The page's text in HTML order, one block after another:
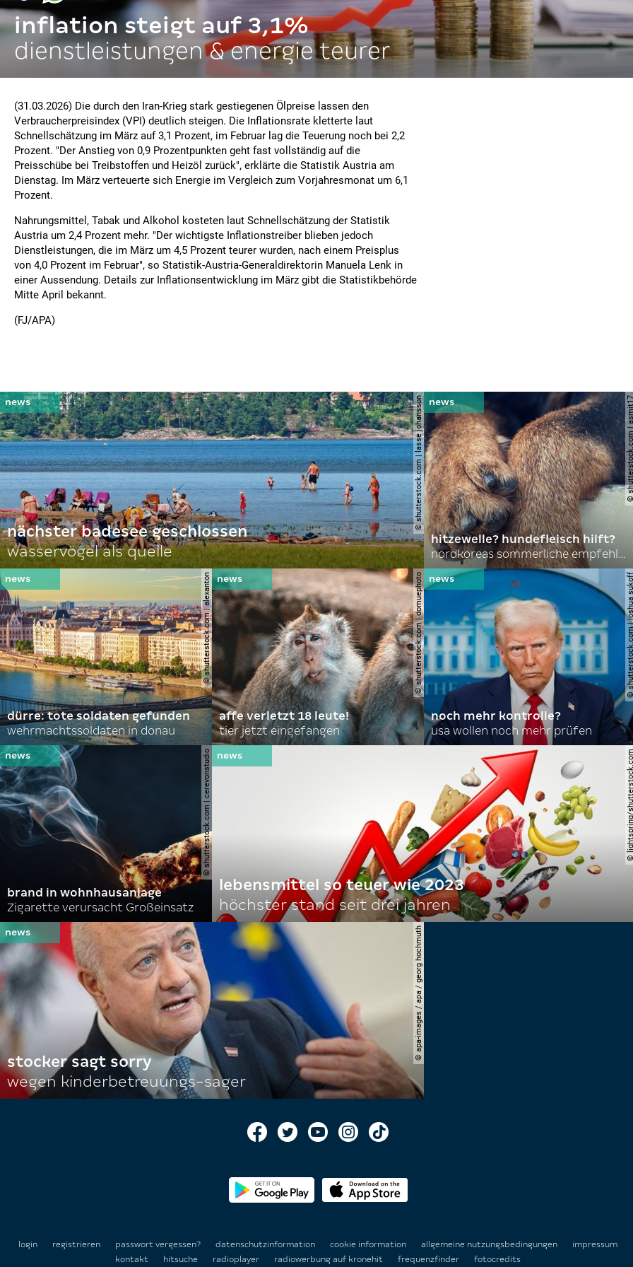
inflation steigt auf 3,1%
dienstleistungen & energie teurer
(31.03.2026) Die durch den Iran-Krieg stark gestiegenen Ölpreise lassen den
Verbraucherpreisindex (VPI) deutlich steigen. Die Inflationsrate kletterte laut
Schnellschätzung im März auf 3,1 Prozent, im Februar lag die Teuerung noch bei 2,2
Prozent. "Der Anstieg von 0,9 Prozentpunkten geht fast vollständig auf die
Preisschübe bei Treibstoffen und Heizöl zurück", erklärte die Statistik Austria am
Dienstag. Im März verteuerte sich Energie im Vergleich zum Vorjahresmonat um 6,1
Prozent.
Nahrungsmittel, Tabak und Alkohol kosteten laut Schnellschätzung der Statistik
Austria um 2,4 Prozent mehr. "Der wichtigste Inflationstreiber blieben jedoch
Dienstleistungen, die im März um 4,5 Prozent teurer wurden, nach einem Preisplus
von 4,0 Prozent im Februar", so Statistik-Austria-Generaldirektorin Manuela Lenk in
einer Aussendung. Details zur Inflationsentwicklung im März gibt die Statistikbehörde
Mitte April bekannt.
(FJ/APA)
© shutterstock.com | lasse johansson
nächster badesee geschlossen
wasservögel als quelle
©
hitzewelle? hundefleisch hilft?
nordkoreas sommerliche empfehlungen
© shutterstock.com | alexanton
dürre: tote soldaten gefunden
wehrmachtssoldaten in donau
© shutterstock.com | domuephoto
affe verletzt 18 leute!
tier jetzt eingefangen
©
noch mehr kontrolle?
usa wollen noch mehr prüfen
© shutterstock.com | cerevonstudio
brand in wohnhausanlage
Zigarette verursacht Großeinsatz
© lightspring/
lebensmittel so teuer wie 2023
höchster stand seit drei jahren
© apa-images / apa / georg hochmuth
stocker sagt sorry
wegen kinderbetreuungs-sager
login registrieren passwort vergessen? datenschutzinformation cookie information allgemeine nutzungsbedingungen
impressum
kontakt
hitsuche radioplayer radiowerbung auf kronehit frequenzfinder fotocredits